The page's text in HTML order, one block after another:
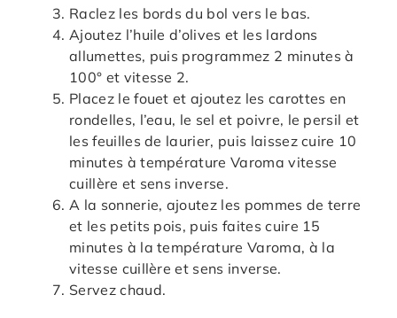
Raclez les bords du bol vers le bas.
Ajoutez l’huile d’olives et les lardons
allumettes, puis programmez 2 minutes à
100° et vitesse 2.
Placez le fouet et ajoutez les carottes en
rondelles, l’eau, le sel et poivre, le persil et
les feuilles de laurier, puis laissez cuire 10
minutes à température Varoma vitesse
cuillère et sens inverse.
A la sonnerie, ajoutez les pommes de terre
et les petits pois, puis faites cuire 15
minutes à la température Varoma, à la
vitesse cuillère et sens inverse.
Servez chaud.